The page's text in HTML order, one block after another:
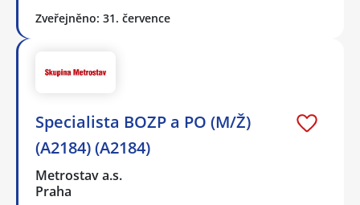
Zveřejněno: 31. července
Specialista BOZP a PO (M/Ž)
(A2184) (A2184)
Metrostav a.s.
Praha